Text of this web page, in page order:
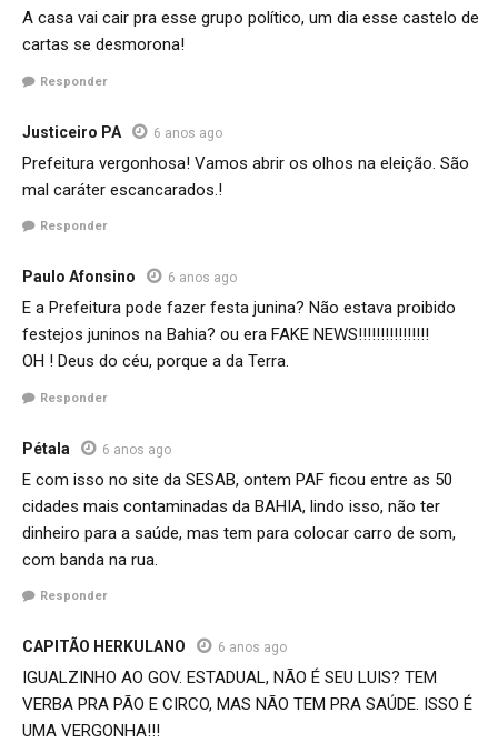
A casa vai cair pra esse grupo político, um dia esse castelo de
cartas se desmorona!
Responder
Justiceiro PA 6 anos ago
Prefeitura vergonhosa! Vamos abrir os olhos na eleição. São
mal caráter escancarados.!
Responder
Paulo Afonsino 6 anos ago
E a Prefeitura pode fazer festa junina? Não estava proibido
festejos juninos na Bahia? ou era FAKE NEWS!!!!!!!!!!!!!!!!
OH ! Deus do céu, porque a da Terra.
Responder
Pétala 6 anos ago
E com isso no site da SESAB, ontem PAF ficou entre as 50
cidades mais contaminadas da BAHIA, lindo isso, não ter
dinheiro para a saúde, mas tem para colocar carro de som,
com banda na rua.
Responder
CAPITÃO HERKULANO 6 anos ago
IGUALZINHO AO GOV. ESTADUAL, NÃO É SEU LUIS? TEM
VERBA PRA PÃO E CIRCO, MAS NÃO TEM PRA SAÚDE. ISSO É
UMA VERGONHA!!!